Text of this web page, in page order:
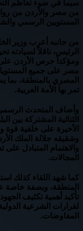
سيما في ضوء تعاظم
من مصر والأردن من
المستويين الرسمي
من جانبه أعرب وزير
الرئيس، ناقلاً لسيادته
ومؤكداً حرص الأردن
مصر على جميع
المصري بالمنطقة، بما
تمر بها الأمة العربية.
وأضاف المتحدث الرسمي
الثنائية المشتركة بين
الأخيرة على خلفية قوة
وشقيقه جلالة الملك
والاهتمام المتبادل على
المجالات.
كما شهد اللقاء كذلك
المنطقة، وبصفة خاصة
تأكيد أهمية تكثيف
لقرارات الشرعية
المفاوضات.